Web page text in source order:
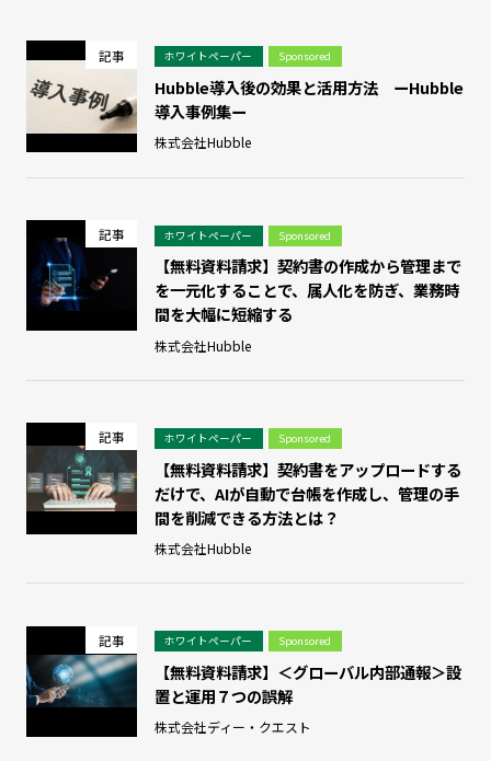
記事 ホワイトペーパー Sponsored
Hubble導入後の効果と活用方法 ーHubble
導入事例集ー
株式会社Hubble
記事 ホワイトペーパー Sponsored
【無料資料請求】契約書の作成から管理まで
を一元化することで、属人化を防ぎ、業務時
間を大幅に短縮する
株式会社Hubble
記事 ホワイトペーパー Sponsored
【無料資料請求】契約書をアップロードする
だけで、AIが自動で台帳を作成し、管理の手
間を削減できる方法とは？
株式会社Hubble
記事 ホワイトペーパー Sponsored
【無料資料請求】＜グローバル内部通報＞設
置と運用７つの誤解
株式会社ディー・クエスト